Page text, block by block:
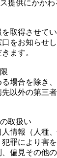
提供にかかわ
取得させて
をお知らせ
ます。
場合を除き
以外の第三
取扱い
情報（人種
罪により害
偏見その他